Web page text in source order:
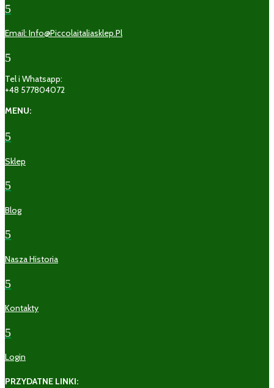
5
Email: Info@piccolaitaliasklep.pl
5
Tel i Whatsapp:
+48 577804072
MENU:
5
Sklep
5
Blog
5
Nasza Historia
5
Kontakty
5
Login
PRZYDATNE LINKI: